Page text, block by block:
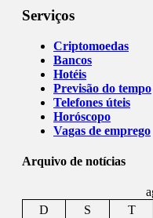
Serviços
Criptomoedas
Bancos
Hotéis
Previsão do tempo
Telefones úteis
Horóscopo
Vagas de emprego
Arquivo de notícias
D
S T